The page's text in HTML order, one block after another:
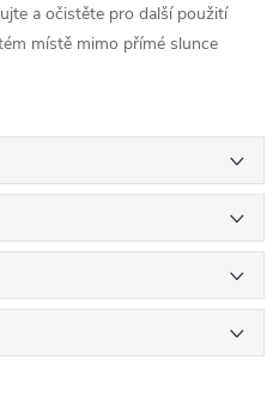
a očistěte pro další použití
místě mimo přímé slunce